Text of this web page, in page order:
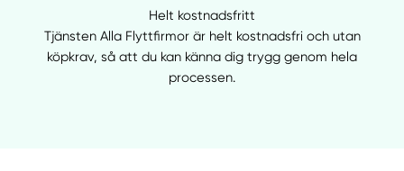
Helt kostnadsfritt
Tjänsten Alla Flyttfirmor är helt kostnadsfri och utan
köpkrav, så att du kan känna dig trygg genom hela
processen.